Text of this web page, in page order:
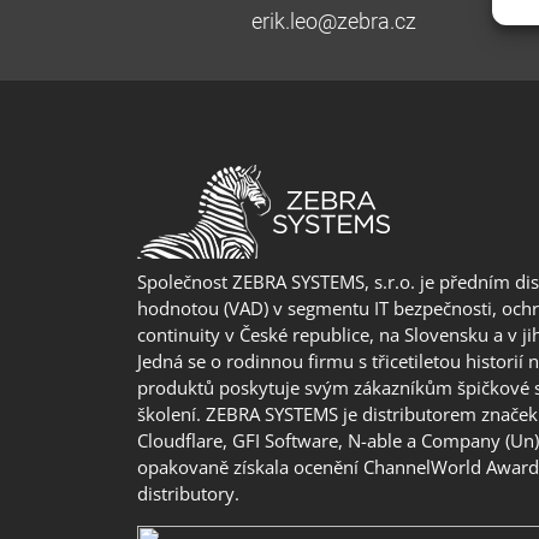
erik.leo@zebra.cz
Společnost ZEBRA SYSTEMS, s.r.o. je předním
hodnotou (VAD) v segmentu IT bezpečnosti,
continuity v České republice, na Slovensku a v
Jedná se o rodinnou firmu s třicetiletou historií
produktů poskytuje svým zákazníkům špičkové
školení. ZEBRA SYSTEMS je distributorem
Cloudflare, GFI Software, N-able a Company
opakovaně získala ocenění ChannelWorld
distributory.